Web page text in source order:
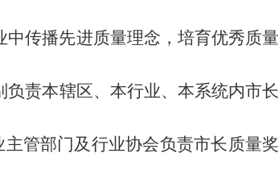
传播先进质量理念，培育优秀质量
责本辖区、本行业、本系统内市长
管部门及 行业协会负责市长质量奖